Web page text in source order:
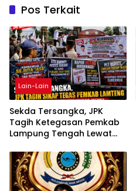
Pos Terkait
Lain-Lain
Sekda Tersangka, JPK
Tagih Ketegasan Pemkab
Lampung Tengah Lewat